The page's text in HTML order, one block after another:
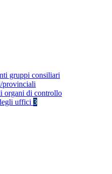
gruppi consiliari
provinciali
organi di controllo
uffici 3